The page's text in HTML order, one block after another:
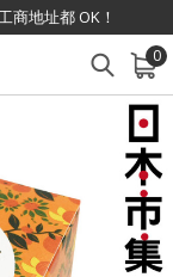
商地址都 OK！
0
查看